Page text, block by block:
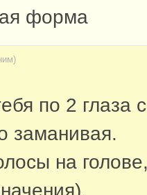
форма
по 2 глаза
заманивая.
на